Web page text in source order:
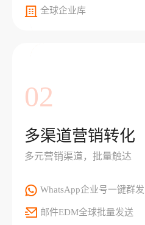
全球企业库
02
多渠道营销转化
多元营销渠道，批量触达
WhatsApp企业号一键群发
邮件EDM全球批量发送